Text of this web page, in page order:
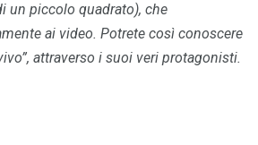
un piccolo quadrato), che
ai video. Potrete così conoscere
attraverso i suoi veri protagonisti.